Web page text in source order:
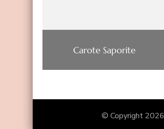
Carote Saporite
© Copyright 2026